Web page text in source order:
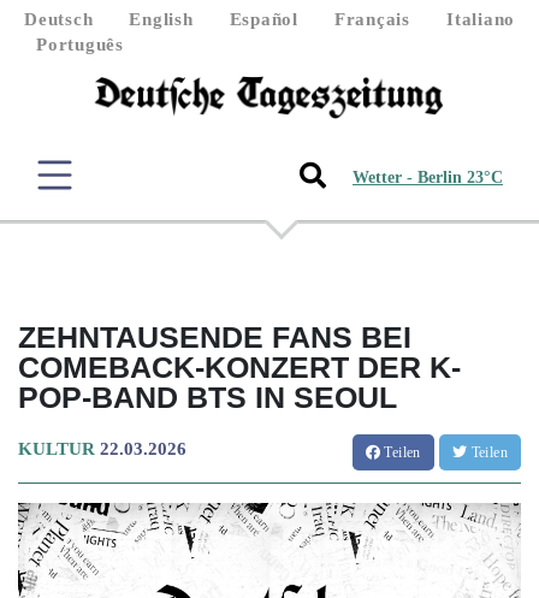
Deutsch English Español Français
Italiano
Português
Wetter - Berlin 23°C
ZEHNTAUSENDE FANS BEI
COMEBACK-KONZERT DER K-
POP-BAND BTS IN SEOUL
KULTUR 22.03.2026 Teilen Teilen